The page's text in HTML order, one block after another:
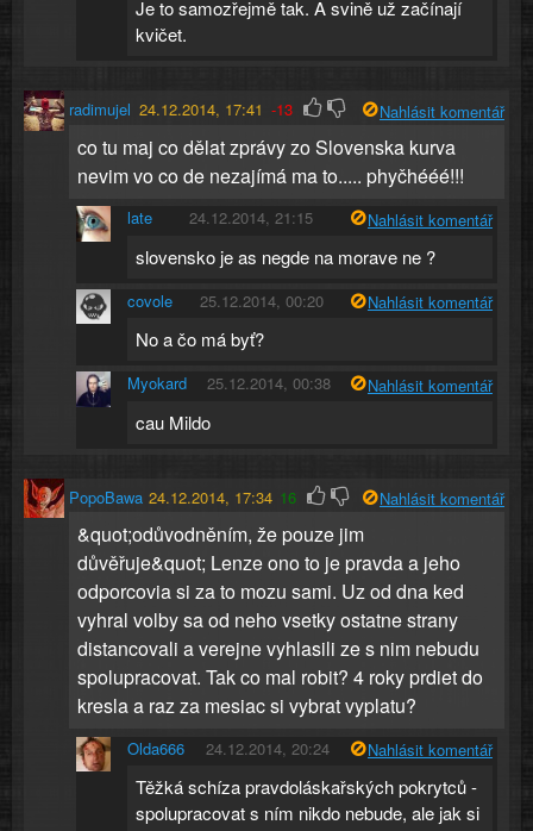
Je to samozřejmě tak. A svině už začínají
kvičet.
radimujel 24.12.2014, 17:41 -13 Nahlásit komentář
co tu maj co dělat zprávy zo Slovenska kurva
nevim vo co de nezajímá ma to..... phyčhééé!!!
late 24.12.2014, 21:15 Nahlásit komentář
slovensko je as negde na morave ne ?
covole 25.12.2014, 00:20 Nahlásit komentář
No a čo má byť?
Myokard 25.12.2014, 00:38 Nahlásit komentář
cau Mildo
PopoBawa 24.12.2014, 17:34 16 Nahlásit komentář
&quot;odůvodněním, že pouze jim
důvěřuje&quot; Lenze ono to je pravda a jeho
odporcovia si za to mozu sami. Uz od dna ked
vyhral volby sa od neho vsetky ostatne strany
distancovali a verejne vyhlasili ze s nim nebudu
spolupracovat. Tak co mal robit? 4 roky prdiet do
kresla a raz za mesiac si vybrat vyplatu?
Olda666 24.12.2014, 20:24 Nahlásit komentář
Těžká schíza pravdoláskařských pokrytců -
spolupracovat s ním nikdo nebude, ale jak si